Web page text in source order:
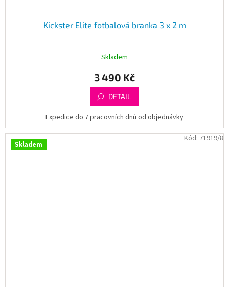
Kickster Elite fotbalová branka 3 x 2 m
Skladem
3 490 Kč
DETAIL
Expedice do 7 pracovních dnů od objednávky
Skladem
Kód: 71919/8